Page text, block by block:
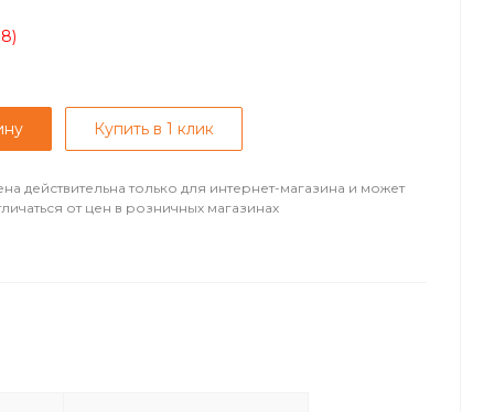
Купить в 1 клик
действительна только для интернет-магазина и может
от цен в розничных магазинах